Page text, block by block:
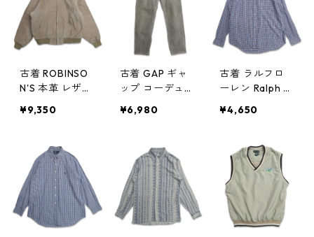
古着 ROBINSO
N'S 本革 レザー
ルゾン ベージ
d403902n w41
106
¥9,350
古着 GAP ギャ
ップ コーデュ
ージュ 表記：
03899n w4110
¥6,980
古着 ラルフロ
ーレン Ralph L
ウンシャツ 長
ポイント チェ
ック 表記：XL
gd403895n
w41105
¥4,650